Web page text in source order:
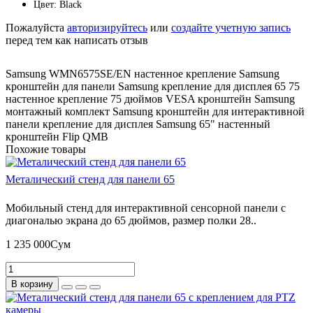
Цвет: Black
Пожалуйста авторизируйтесь или создайте учетную запись
перед тем как написать отзыв
Samsung WMN6575SE/EN настенное крепление Samsung
кронштейн для панели Samsung крепление для дисплея 65 75
настенное крепление 75 дюймов VESA кронштейн Samsung
монтажный комплект Samsung кронштейн для интерактивной
панели крепление для дисплея Samsung 65" настенный
кронштейн Flip QMB
Похожие товары
Металический стенд для панели 65
Мобильный стенд для интерактивной сенсорной панели с
диагональю экрана до 65 дюймов, размер полки 28..
1 235 000Сум
В корзину